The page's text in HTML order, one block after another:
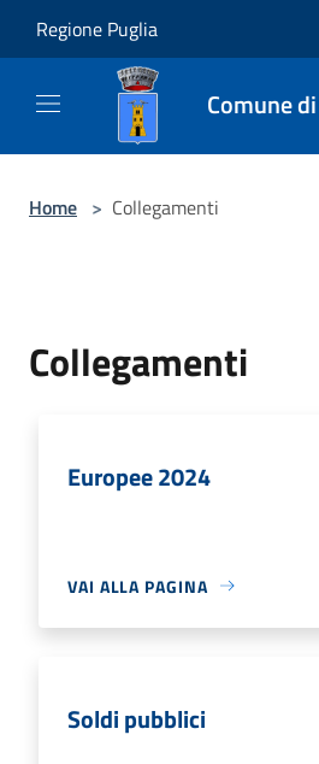
Regione Puglia
Comune
Home > Collegamenti
Collegamenti
Europee 2024
VAI ALLA PAGINA
Soldi pubblici